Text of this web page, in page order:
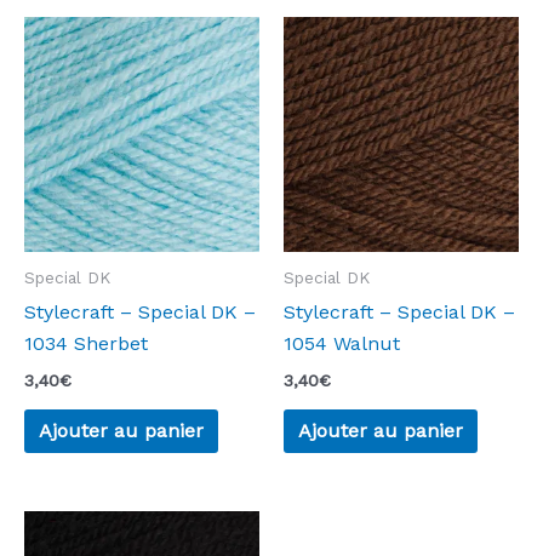
Special DK
Stylecraft – Special DK –
1034 Sherbet
3,40€
Ajouter au panier
Special DK
Stylecraft – Special DK –
1054 Walnut
3,40€
Ajouter au panier